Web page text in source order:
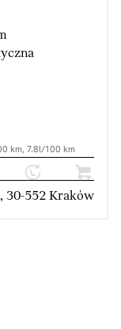
km, 7.8l/100 km
30-552 Kraków